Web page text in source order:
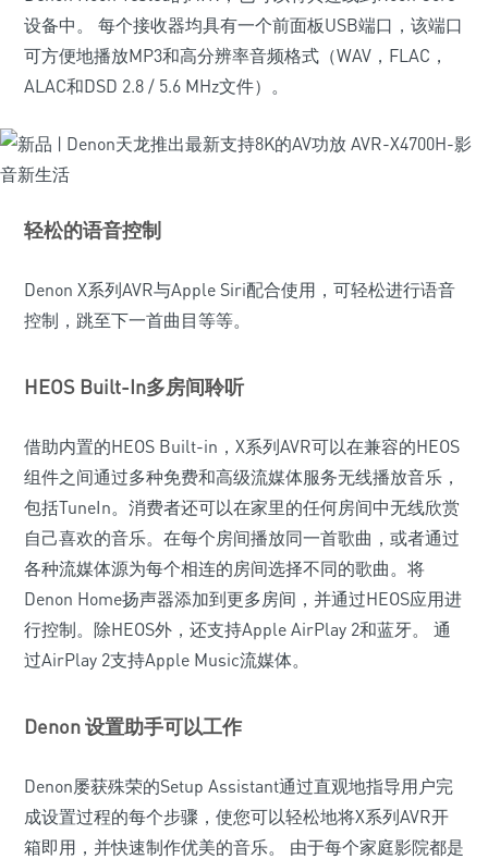
设备中。 每个接收器均具有一个前面板USB端口，该端口
可方便地播放MP3和高分辨率音频格式（WAV，FLAC，
ALAC和DSD 2.8 / 5.6 MHz文件）。
轻松的语音控制
Denon X系列AVR与Apple Siri配合使用，可轻松进行语音
控制，跳至下一首曲目等等。
HEOS Built-In多房间聆听
借助内置的HEOS Built-in，X系列AVR可以在兼容的HEOS
组件之间通过多种免费和高级流媒体服务无线播放音乐，
包括TuneIn。消费者还可以在家里的任何房间中无线欣赏
自己喜欢的音乐。在每个房间播放同一首歌曲，或者通过
各种流媒体源为每个相连的房间选择不同的歌曲。将
Denon Home扬声器添加到更多房间，并通过HEOS应用进
行控制。除HEOS外，还支持Apple AirPlay 2和蓝牙。 通
过AirPlay 2支持Apple Music流媒体。
Denon 设置助手可以工作
Denon屡获殊荣的Setup Assistant通过直观地指导用户完
成设置过程的每个步骤，使您可以轻松地将X系列AVR开
箱即用，并快速制作优美的音乐。 由于每个家庭影院都是